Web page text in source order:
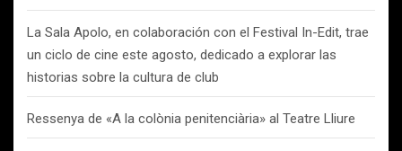
La Sala Apolo, en colaboración con el Festival In-Edit, trae
un ciclo de cine este agosto, dedicado a explorar las
historias sobre la cultura de club
Ressenya de «A la colònia penitenciària» al Teatre Lliure